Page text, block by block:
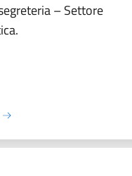
– Settore